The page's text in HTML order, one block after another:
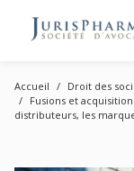
Accueil Droit des
Fusions et
distributeurs, les